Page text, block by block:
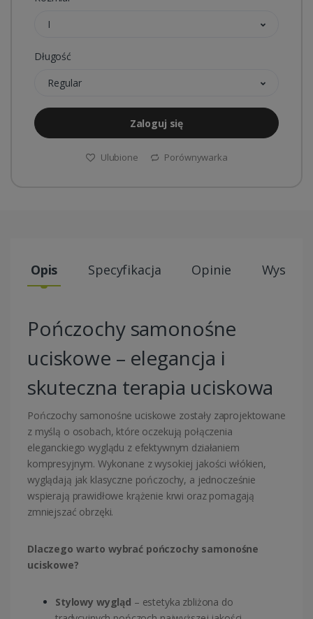
I
Długość
Regular
Zaloguj się
Ulubione Porównywarka
Opis Specyfikacja Opinie Wysyłki
Pończochy samonośne
uciskowe – elegancja i
skuteczna terapia uciskowa
Pończochy samonośne uciskowe zostały zaprojektowane
z myślą o osobach, które oczekują połączenia
eleganckiego wyglądu z efektywnym działaniem
kompresyjnym. Wykonane z wysokiej jakości włókien,
wyglądają jak klasyczne pończochy, a jednocześnie
wspierają prawidłowe krążenie krwi oraz pomagają
zmniejszać obrzęki.
Dlaczego warto wybrać pończochy samonośne
uciskowe?
Stylowy wygląd – estetyka zbliżona do